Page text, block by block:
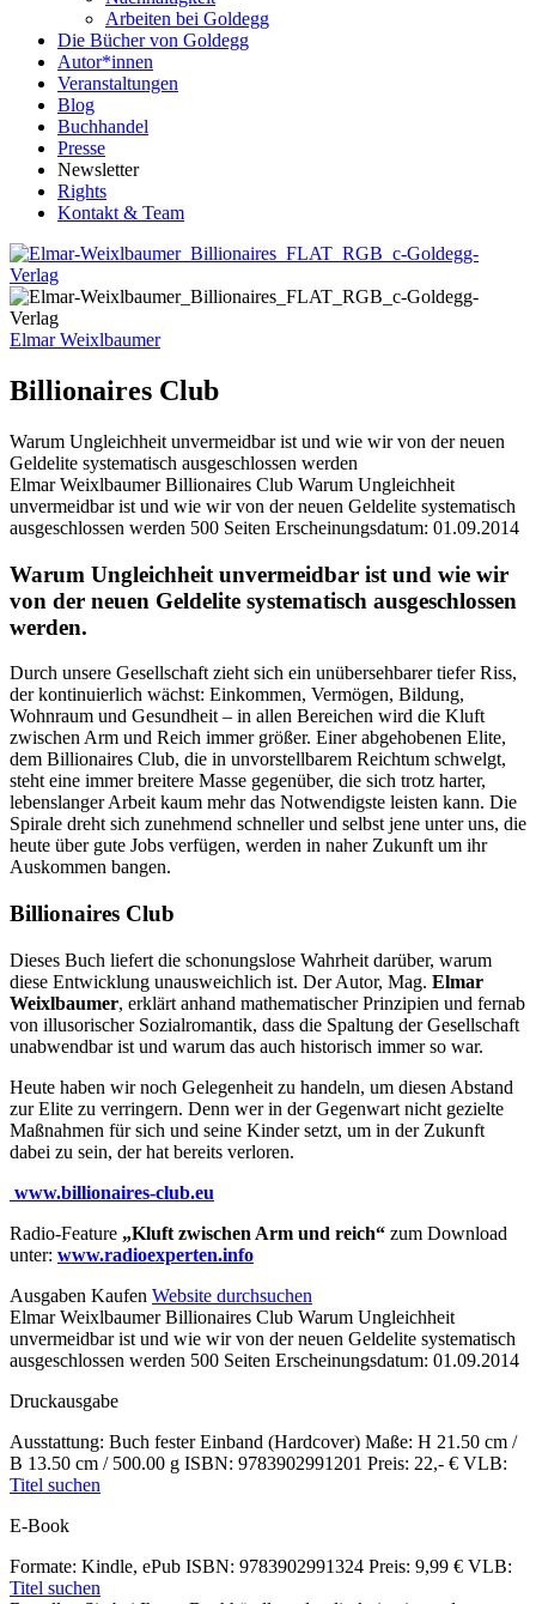
Arbeiten bei Goldegg
Die Bücher von Goldegg
Autor*innen
Veranstaltungen
Blog
Buchhandel
Presse
Newsletter
Rights
Kontakt & Team
Elmar Weixlbaumer
Billionaires Club
Warum Ungleichheit unvermeidbar ist und wie wir von der neuen
Geldelite systematisch ausgeschlossen werden
Buchdetails
Elmar Weixlbaumer Billionaires Club Warum Ungleichheit
unvermeidbar ist und wie wir von der neuen Geldelite systematisch
ausgeschlossen werden 500 Seiten Erscheinungsdatum: 01.09.2014
Beschreibung
Warum Ungleichheit unvermeidbar ist und wie wir
von der neuen Geldelite systematisch ausgeschlossen
werden.
Durch unsere Gesellschaft zieht sich ein unübersehbarer tiefer Riss,
der kontinuierlich wächst: Einkommen, Vermögen, Bildung,
Wohnraum und Gesundheit – in allen Bereichen wird die Kluft
zwischen Arm und Reich immer größer. Einer abgehobenen Elite,
dem Billionaires Club, die in unvorstellbarem Reichtum schwelgt,
steht eine immer breitere Masse gegenüber, die sich trotz harter,
lebenslanger Arbeit kaum mehr das Notwendigste leisten kann. Die
Spirale dreht sich zunehmend schneller und selbst jene unter uns, die
heute über gute Jobs verfügen, werden in naher Zukunft um ihr
Auskommen bangen.
Billionaires Club
Dieses Buch liefert die schonungslose Wahrheit darüber, warum
diese Entwicklung unausweichlich ist. Der Autor, Mag. Elmar
Weixlbaumer, erklärt anhand mathematischer Prinzipien und fernab
von illusorischer Sozialromantik, dass die Spaltung der Gesellschaft
unabwendbar ist und warum das auch historisch immer so war.
Heute haben wir noch Gelegenheit zu handeln, um diesen Abstand
zur Elite zu verringern. Denn wer in der Gegenwart nicht gezielte
Maßnahmen für sich und seine Kinder setzt, um in der Zukunft
dabei zu sein, der hat bereits verloren.
www.billionaires-club.eu
Radio-Feature „Kluft zwischen Arm und reich“ zum Download
unter: www.radioexperten.info
Details
und
Inhalte
Ausgaben Kaufen Website durchsuchen
Elmar Weixlbaumer Billionaires Club Warum Ungleichheit
unvermeidbar ist und wie wir von der neuen Geldelite systematisch
ausgeschlossen werden 500 Seiten Erscheinungsdatum: 01.09.2014
Druckausgabe
Ausstattung: Buch fester Einband (Hardcover) Maße: H 21.50 cm /
B 13.50 cm / 500.00 g ISBN: 9783902991201 Preis: 22,- € VLB:
Titel suchen
E-Book
Formate: Kindle, ePub ISBN: 9783902991324 Preis: 9,99 € VLB:
Titel suchen